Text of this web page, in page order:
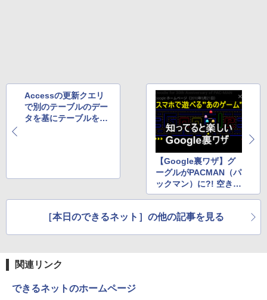
Accessの更新クエリ
で別のテーブルのデー
タを基にテーブルを更
【Google裏ワザ】グ
ーグルがPACMAN（パ
ックマン）に?! 空き時
間のスマホ遊びに最適
［本日のできるネット］の他の記事を見る
関連リンク
できるネットのホームページ